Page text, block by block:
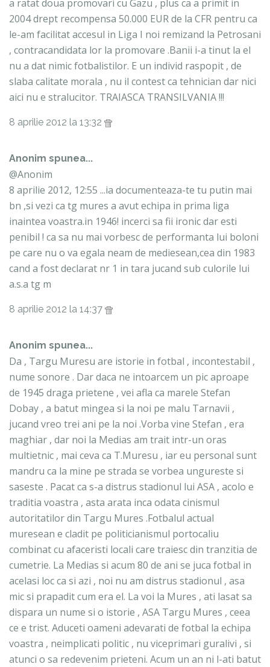
a ratat doua promovari cu Gazu , plus ca a primit in
2004 drept recompensa 50.000 EUR de la CFR pentru ca
le-am facilitat accesul in Liga I noi remizand la Petrosani
, contracandidata lor la promovare .Banii i-a tinut la el
nu a dat nimic fotbalistilor. E un individ raspopit , de
slaba calitate morala , nu il contest ca tehnician dar nici
aici nu e stralucitor. TRAIASCA TRANSILVANIA !!!
8 aprilie 2012 la 13:32
Anonim spunea...
@Anonim
8 aprilie 2012, 12:55 ...ia documenteaza-te tu putin mai
bn ,si vezi ca tg mures a avut echipa in prima liga
inaintea voastra.in 1946! incerci sa fii ironic dar esti
penibil ! ca sa nu mai vorbesc de performanta lui boloni
pe care nu o va egala neam de mediesean,cea din 1983
cand a fost declarat nr 1 in tara jucand sub culorile lui
a.s.a tg m
8 aprilie 2012 la 14:37
Anonim spunea...
Da , Targu Muresu are istorie in fotbal , incontestabil ,
nume sonore . Dar daca ne intoarcem un pic aproape
de 1945 draga prietene , vei afla ca marele Stefan
Dobay , a batut mingea si la noi pe malu Tarnavii ,
jucand vreo trei ani pe la noi .Vorba vine Stefan , era
maghiar , dar noi la Medias am trait intr-un oras
multietnic , mai ceva ca T.Muresu , iar eu personal sunt
mandru ca la mine pe strada se vorbea ungureste si
saseste . Pacat ca s-a distrus stadionul lui ASA , acolo e
traditia voastra , asta arata inca odata cinismul
autoritatilor din Targu Mures .Fotbalul actual
muresean e cladit pe politicianismul portocaliu
combinat cu afaceristi locali care traiesc din tranzitia de
cumetrie. La Medias si acum 80 de ani se juca fotbal in
acelasi loc ca si azi , noi nu am distrus stadionul , asa
mic si prapadit cum era el. La voi la Mures , ati lasat sa
dispara un nume si o istorie , ASA Targu Mures , ceea
ce e trist. Aduceti oameni adevarati de fotbal la echipa
voastra , neimplicati politic , nu viceprimari guralivi , si
atunci o sa redevenim prieteni. Acum un an ni l-ati batut